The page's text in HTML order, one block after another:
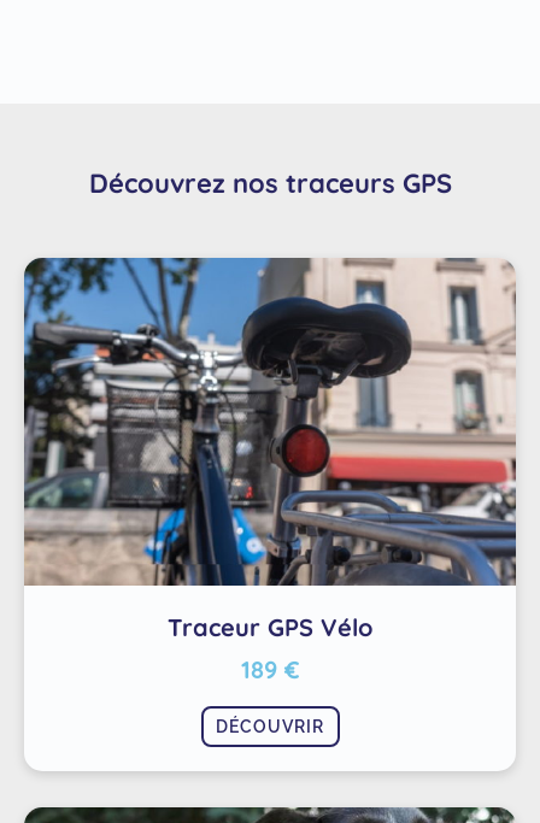
Découvrez nos traceurs GPS
Traceur GPS Vélo
189 €
DÉCOUVRIR